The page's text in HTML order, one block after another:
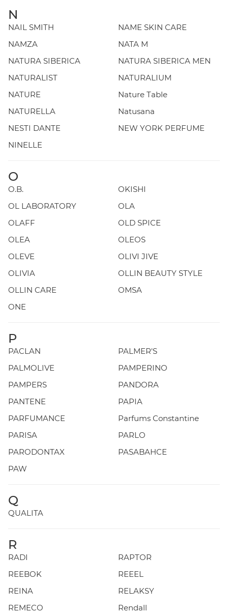
N
NAIL SMITH
NAME SKIN CARE
NAMZA
NATA M
NATURA SIBERICA
NATURA SIBERICA MEN
NATURALIST
NATURALIUM
NATURE
Nature Table
NATURELLA
Natusana
NESTI DANTE
NEW YORK PERFUME
NINELLE
O
O.B.
OKISHI
OL LABORATORY
OLA
OLAFF
OLD SPICE
OLEA
OLEOS
OLEVE
OLIVI JIVE
OLIVIA
OLLIN BEAUTY STYLE
OLLIN CARE
OMSA
ONE
P
PACLAN
PALMER'S
PALMOLIVE
PAMPERINO
PAMPERS
PANDORA
PANTENE
PAPIA
PARFUMANCE
Parfums Constantine
PARISA
PARLO
PARODONTAX
PASABAHCE
PAW
Q
QUALITA
R
RADI
RAPTOR
REEBOK
REEEL
REINA
RELAKSY
REMECO
Rendall